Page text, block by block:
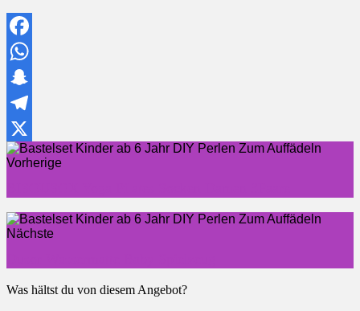
Facebook
WhatsApp
Snapchat
Telegram
X
Vorherige
Nächste
Was hältst du von diesem Angebot?